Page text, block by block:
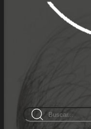
Busca
en